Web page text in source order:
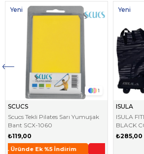
1
SCUCS
Scucs Tekli Pilates Sarı Yumuşak
Bant SCX-1060
₺119,00
Yeni
Aynı Gün Kargo !
ISULA
ISULA
BLACK
₺285,00
Yeni